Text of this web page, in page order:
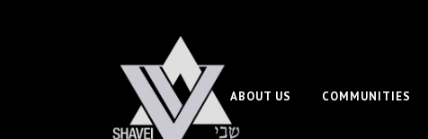
ABOUT US COMMUNITIES